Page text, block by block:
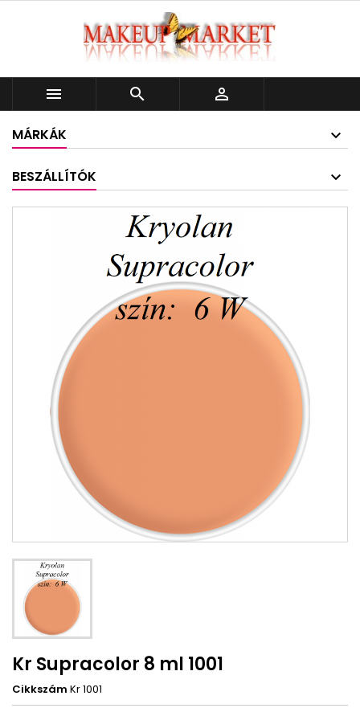
  
MÁRKÁK
BESZÁLLÍTÓK
Kr Supracolor 8 ml 1001
Cikkszám Kr 1001